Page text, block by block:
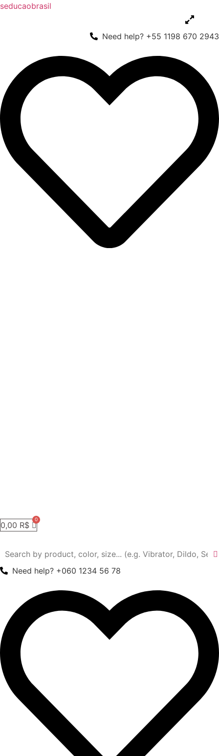
seducaobrasil
Need help? +55 1198 670 2943
0,00 R$
Need help? +060 1234 56 78